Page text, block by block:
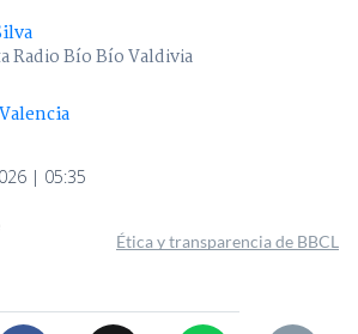
Radio Bío Bío Valdivia
| 05:35
Ética y transparencia de BBCL